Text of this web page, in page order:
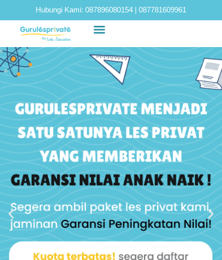
Hubungi Kami: 087896080154 | 087781609961